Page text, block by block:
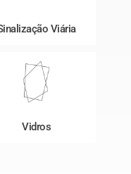
Viária
Vidros